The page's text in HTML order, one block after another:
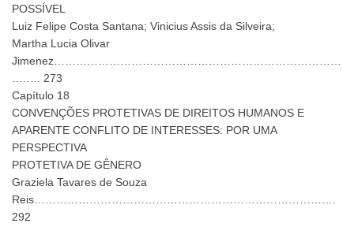
POSSÍVEL
Luiz Felipe Costa Santana; Vinicius Assis da Silveira;
Martha Lucia Olivar
Jimenez……………………………………………………………………
…….. 273
Capítulo 18
CONVENÇÕES PROTETIVAS DE DIREITOS HUMANOS E
APARENTE CONFLITO DE INTERESSES: POR UMA
PERSPECTIVA
PROTETIVA DE GÊNERO
Graziela Tavares de Souza
Reis……………………………………………………………………….
292